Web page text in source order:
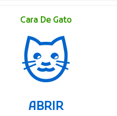
Cara De Gato
🐱
ABRIR